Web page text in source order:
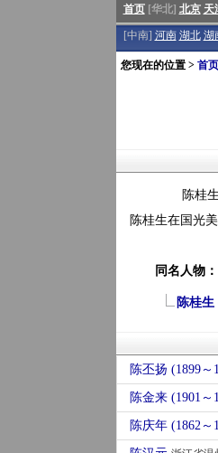
首页[华北] 北京 天
[中南] 河南 湖北 湖
您现在的位置 > 首页
陈桂生
陈桂生在国光
同名人物：
陈桂生
陈丕扬 (1899～
陈金来 (1901
陈庆年 (1862～